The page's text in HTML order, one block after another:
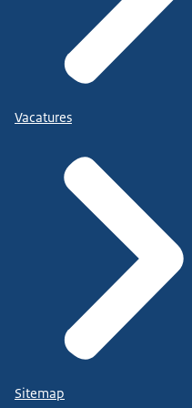
Vacatures
Sitemap